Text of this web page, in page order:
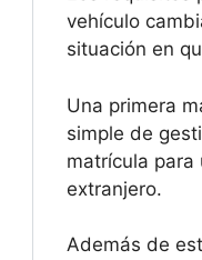
vehículo
situación en
Una primera
simple de
matrícula para
extranjero.
Además de